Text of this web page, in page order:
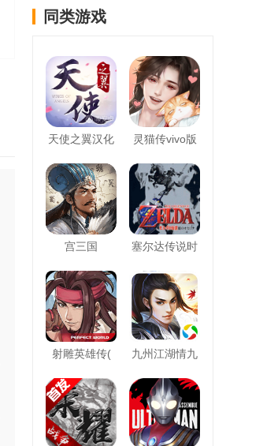
同类游戏
天使之翼汉化 灵猫传vivo版
宫三国 塞尔达传说时
射雕英雄传( 九州江湖情九